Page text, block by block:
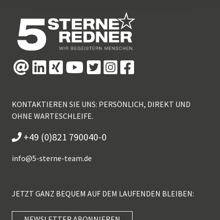
KONTAKTIEREN SIE UNS: PERSÖNLICH, DIREKT UND
OHNE WARTESCHLEIFE.
+49 (0)821 790040-0
info@5-sterne-team.de
JETZT GANZ BEQUEM AUF DEM LAUFENDEN BLEIBEN: